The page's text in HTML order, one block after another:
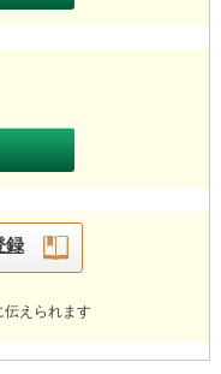
録
伝えられます